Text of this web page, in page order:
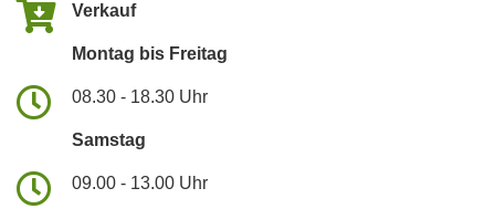
Verkauf
Montag bis Freitag
08.30 - 18.30 Uhr
Samstag
09.00 - 13.00 Uhr